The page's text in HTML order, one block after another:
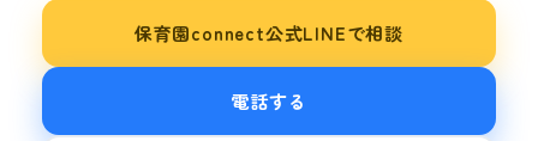
保育園connect公式LINEで相談
電話する